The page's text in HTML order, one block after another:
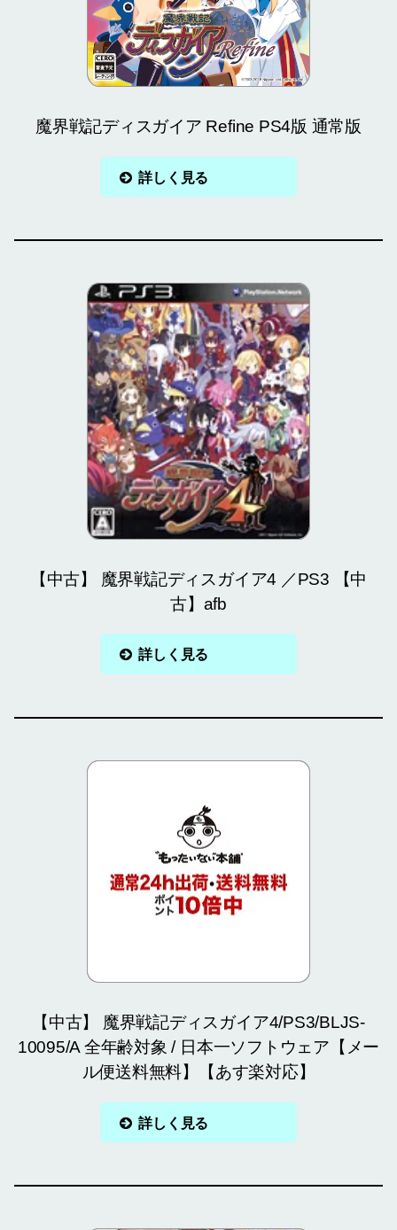
魔界戦記ディスガイア Refine PS4版 通常版
詳しく見る
【中古】 魔界戦記ディスガイア4 ／PS3 【中
古】afb
詳しく見る
【中古】 魔界戦記ディスガイア4/PS3/BLJS-
10095/A 全年齢対象 / 日本一ソフトウェア【メー
ル便送料無料】【あす楽対応】
詳しく見る